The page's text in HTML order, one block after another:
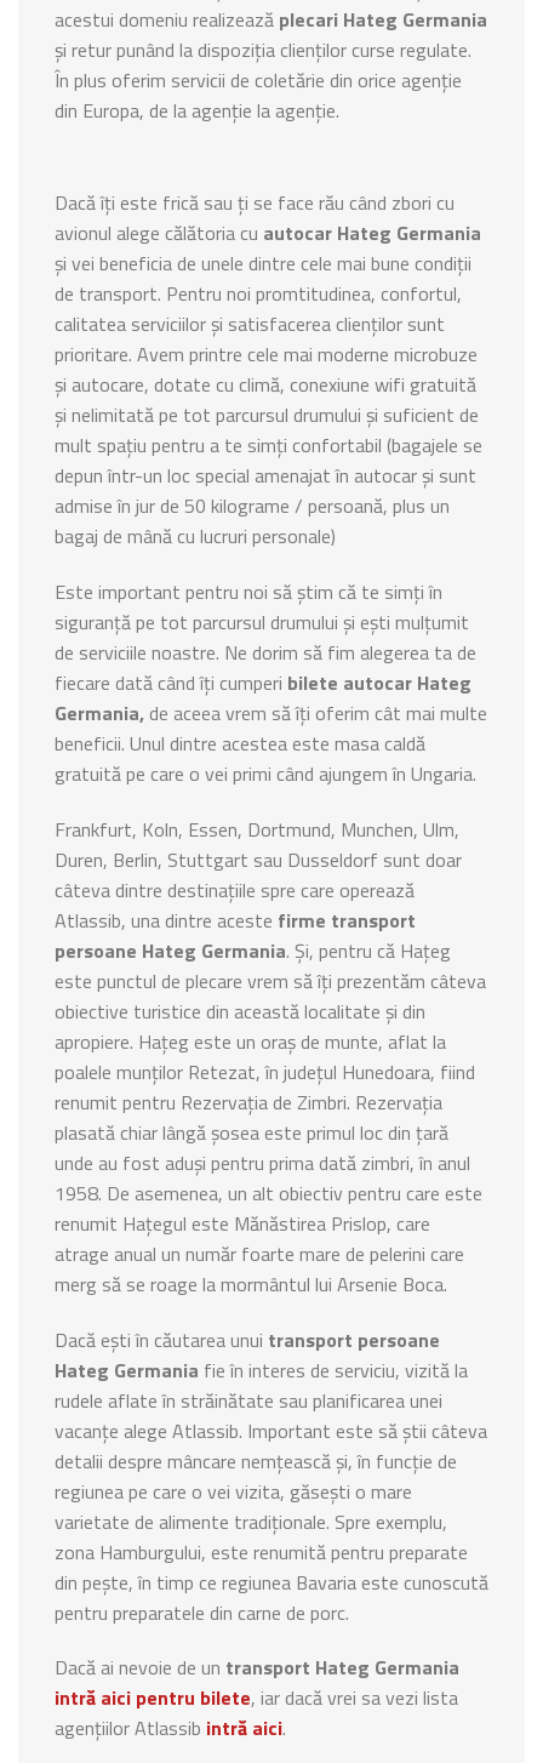
acestui domeniu realizează plecari Hateg Germania
și retur punând la dispoziția clienților curse regulate.
În plus oferim servicii de coletărie din orice agenție
din Europa, de la agenție la agenție.
Dacă îți este frică sau ți se face rău când zbori cu
avionul alege călătoria cu autocar Hateg Germania
și vei beneficia de unele dintre cele mai bune condiții
de transport. Pentru noi promtitudinea, confortul,
calitatea serviciilor și satisfacerea clienților sunt
prioritare. Avem printre cele mai moderne microbuze
și autocare, dotate cu climă, conexiune wifi gratuită
și nelimitată pe tot parcursul drumului și suficient de
mult spațiu pentru a te simți confortabil (bagajele se
depun într-un loc special amenajat în autocar și sunt
admise în jur de 50 kilograme / persoană, plus un
bagaj de mână cu lucruri personale)
Este important pentru noi să știm că te simți în
siguranță pe tot parcursul drumului și ești mulțumit
de serviciile noastre. Ne dorim să fim alegerea ta de
fiecare dată când îți cumperi bilete autocar Hateg
Germania,de aceea vrem să îți oferim cât mai multe
beneficii. Unul dintre acestea este masa caldă
gratuită pe care o vei primi când ajungem în Ungaria.
Frankfurt, Koln, Essen, Dortmund, Munchen, Ulm,
Duren, Berlin, Stuttgart sau Dusseldorf sunt doar
câteva dintre destinațiile spre care operează
Atlassib, una dintre aceste firme transport
persoane Hateg Germania. Și, pentru că Hațeg
este punctul de plecare vrem să îți prezentăm câteva
obiective turistice din această localitate și din
apropiere. Hațeg este un oraș de munte, aflat la
poalele munților Retezat, în județul Hunedoara, fiind
renumit pentru Rezervația de Zimbri. Rezervația
plasată chiar lângă șosea este primul loc din țară
unde au fost aduși pentru prima dată zimbri, în anul
1958. De asemenea, un alt obiectiv pentru care este
renumit Hațegul este Mănăstirea Prislop, care
atrage anual un număr foarte mare de pelerini care
merg să se roage la mormântul lui Arsenie Boca.
Dacă ești în căutarea unui transport persoane
Hateg Germania fie în interes de serviciu, vizită la
rudele aflate în străinătate sau planificarea unei
vacanțe alege Atlassib. Important este să știi câteva
detalii despre mâncare nemțească și, în funcție de
regiunea pe care o vei vizita, găsești o mare
varietate de alimente tradiționale. Spre exemplu,
zona Hamburgului, este renumită pentru preparate
din pește, în timp ce regiunea Bavaria este cunoscută
pentru preparatele din carne de porc.
Dacă ai nevoie de un transport Hateg Germania
intră aici pentru bilete, iar dacă vrei sa vezi lista
agențiilor Atlassib intră aici.